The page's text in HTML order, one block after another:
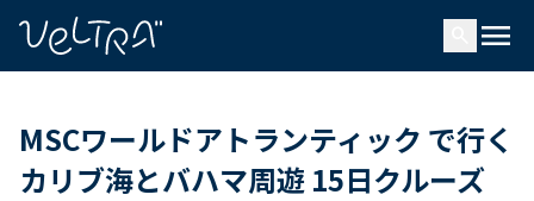
menu
MSCワールドアトランティック で行く
カリブ海とバハマ周遊 15日クルーズ